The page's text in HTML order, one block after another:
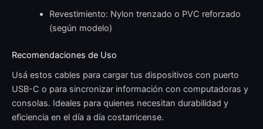
Revestimiento: Nylon trenzado o PVC reforzado
(según modelo)
Recomendaciones de Uso
Usá estos cables para cargar tus dispositivos con puerto
USB-C o para sincronizar información con computadoras y
consolas. Ideales para quienes necesitan durabilidad y
eficiencia en el día a día costarricense.